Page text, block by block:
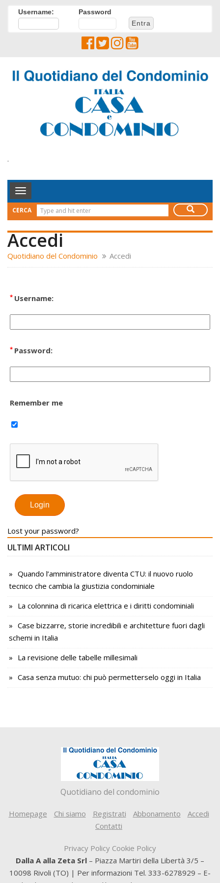
Username: Password
.
Toggle
Navigation
CERCA
Accedi
Quotidiano del Condominio Accedi
* Username:
* Password:
Remember me
Lost your password?
ULTIMI ARTICOLI
Quando l’amministratore diventa CTU: il nuovo ruolo
tecnico che cambia la giustizia condominiale
La colonnina di ricarica elettrica e i diritti condominiali
Case bizzarre, storie incredibili e architetture fuori dagli
schemi in Italia
La revisione delle tabelle millesimali
Casa senza mutuo: chi può permetterselo oggi in Italia
Quotidiano del condominio
Homepage Chi siamo Registrati Abbonamento
Accedi
Contatti
Privacy Policy Cookie Policy
Dalla A alla Zeta Srl – Piazza Martiri della Libertà 3/5 –
10098 Rivoli (TO) | Per informazioni Tel. 333-6278929 – E-